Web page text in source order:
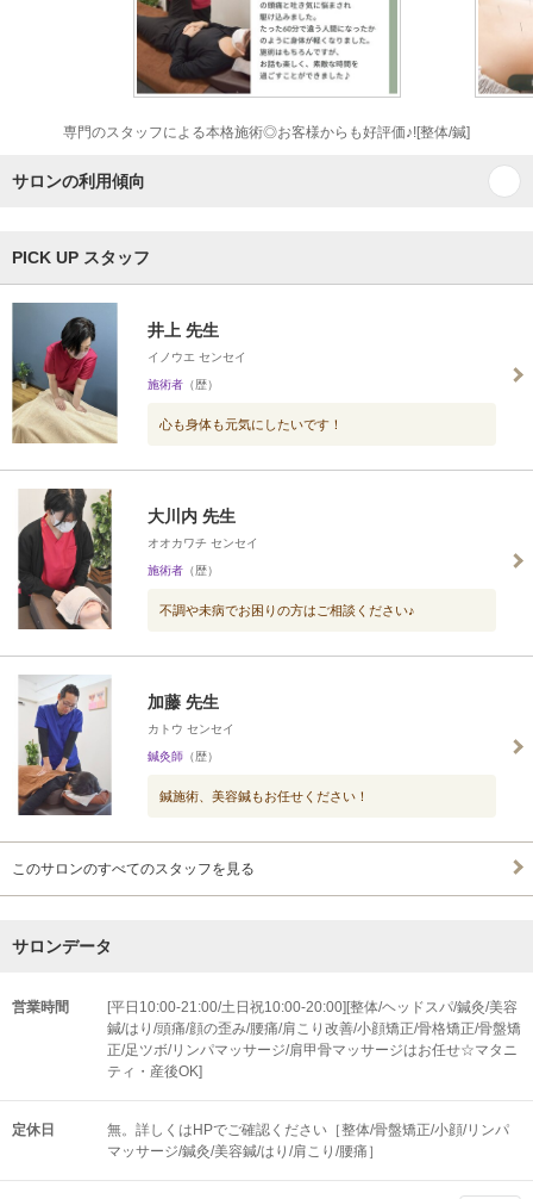
専門のスタッフによる本格施術◎お客様からも好評価♪![整体/鍼]
サロンの利用傾向
PICK UP スタッフ
井上 先生
イノウエ センセイ
施術者 （歴）
心も身体も元気にしたいです！
大川内 先生
オオカワチ センセイ
施術者 （歴）
不調や未病でお困りの方はご相談ください♪
加藤 先生
カトウ センセイ
鍼灸師 （歴）
鍼施術、美容鍼もお任せください！
このサロンのすべてのスタッフを見る
サロンデータ
営業時間
[平日10:00-21:00/土日祝10:00-20:00][整体/ヘッドスパ/鍼灸/美容
鍼/はり/頭痛/顔の歪み/腰痛/肩こり改善/小顔矯正/骨格矯正/骨盤矯
正/足ツボ/リンパマッサージ/肩甲骨マッサージはお任せ☆マタニ
ティ・産後OK]
定休日
無。詳しくはHPでご確認ください［整体/骨盤矯正/小顔/リンパ
マッサージ/鍼灸/美容鍼/はり/肩こり/腰痛］